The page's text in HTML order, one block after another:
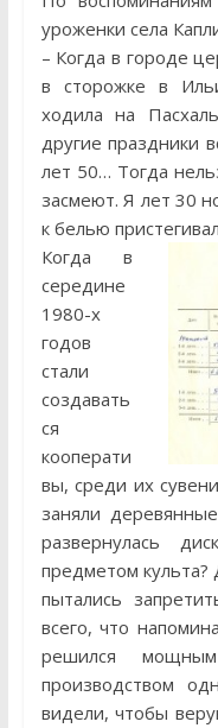
уроженки села
– Когда в городе
в сторожке в
ходила на
другие праздники
лет 50… Тогда
засмеют. Я лет 30
к белью
Когда в
середине
1980-х
годов
стали
создавать
ся
кооперати
вы, среди их
заняли
развернулась
предметом культа?
пытались
всего, что
решился
производством
видели, чтобы